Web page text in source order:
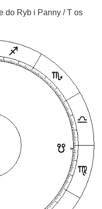
do Ryb i Panny / T os